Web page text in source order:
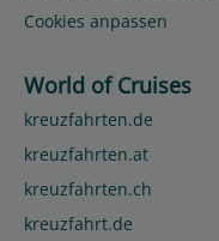
Cookies anpassen
World of Cruises
kreuzfahrten.de
kreuzfahrten.at
kreuzfahrten.ch
kreuzfahrt.de